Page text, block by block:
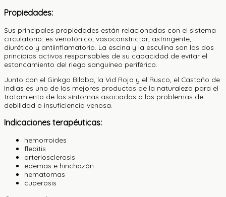
Propiedades:
Sus principales propiedades están relacionadas con el sistema
circulatorio: es venotónico, vasoconstrictor, astringente,
diurético y antiinflamatorio. La escina y la esculina son los dos
principios activos responsables de su capacidad de evitar el
estancamiento del riego sanguíneo periférico.
Junto con el Ginkgo Biloba, la Vid Roja y el Rusco, el Castaño de
Indias es uno de los mejores productos de la naturaleza para el
tratamiento de los síntomas asociados a los problemas de
debilidad o insuficiencia venosa.
Indicaciones terapéuticas:
hemorroides
flebitis
arteriosclerosis
edemas e hinchazón
hematomas
cuperosis